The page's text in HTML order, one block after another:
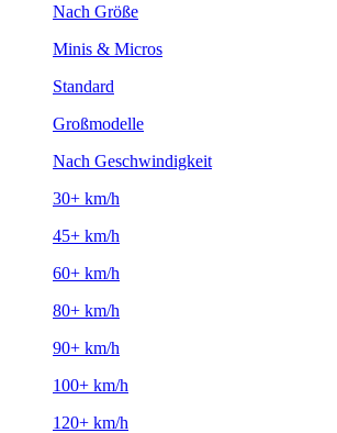
Nach Größe
Minis & Micros
Standard
Großmodelle
Nach Geschwindigkeit
30+ km/h
45+ km/h
60+ km/h
80+ km/h
90+ km/h
100+ km/h
120+ km/h